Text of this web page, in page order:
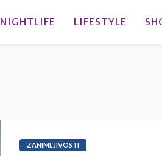
NIGHTLIFE LIFESTYLE
ZANIMLJIVOSTI